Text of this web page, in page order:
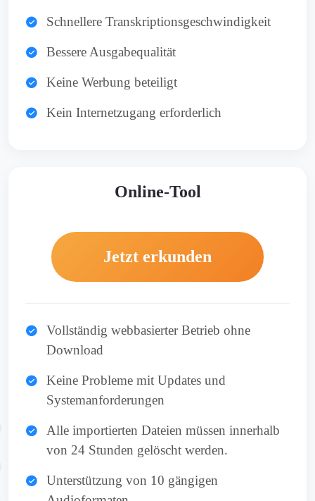
Schnellere Transkriptionsgeschwindigkeit
Bessere Ausgabequalität
Keine Werbung beteiligt
Kein Internetzugang erforderlich
Online-Tool
Jetzt erkunden
Vollständig webbasierter Betrieb ohne
Download
Keine Probleme mit Updates und
Systemanforderungen
Alle importierten Dateien müssen innerhalb
von 24 Stunden gelöscht werden.
Unterstützung von 10 gängigen